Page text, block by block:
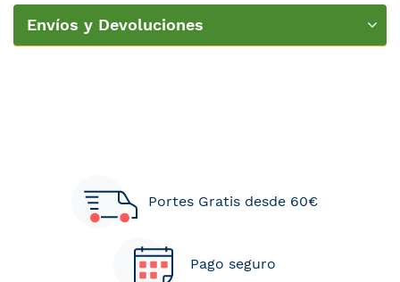
Envíos y Devoluciones
Portes Gratis desde 60€
Pago seguro